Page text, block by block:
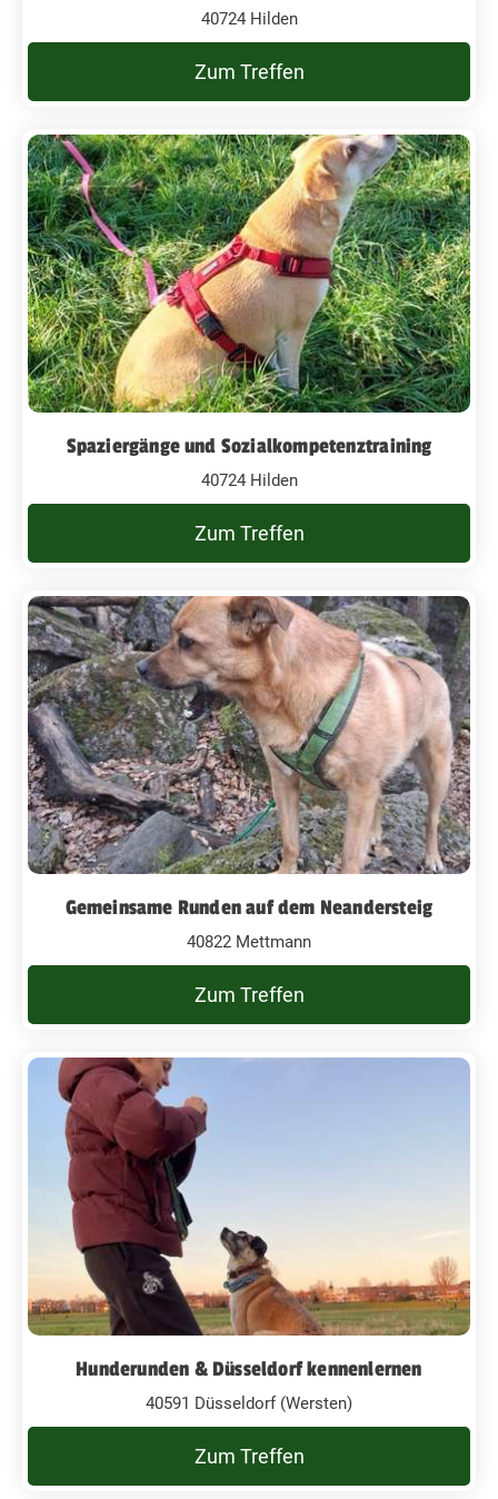
40724 Hilden
Zum Treffen
Spaziergänge und Sozialkompetenztraining
40724 Hilden
Zum Treffen
Gemeinsame Runden auf dem Neandersteig
40822 Mettmann
Zum Treffen
Hunderunden & Düsseldorf kennenlernen
40591 Düsseldorf (Wersten)
Zum Treffen